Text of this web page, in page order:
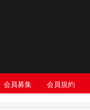
会員募集 会員規約